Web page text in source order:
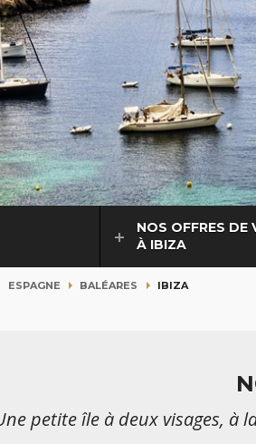
NOS OFFRES DE
À IBIZA
ESPAGNE BALÉARES IBIZA
petite île à deux visages, à